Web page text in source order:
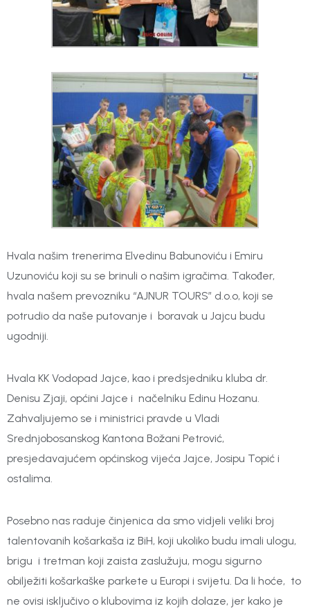
Hvala našim trenerima Elvedinu Babunoviću i Emiru
Uzunoviću koji su se brinuli o našim igračima. Također,
hvala našem prevozniku “AJNUR TOURS” d.o.o, koji se
potrudio da naše putovanje i boravak u Jajcu budu
ugodniji.
Hvala KK Vodopad Jajce, kao i predsjedniku kluba dr.
Denisu Zjaji, općini Jajce i načelniku Edinu Hozanu.
Zahvaljujemo se i ministrici pravde u Vladi
Srednjobosanskog Kantona Božani Petrović,
presjedavajućem općinskog vijeća Jajce, Josipu Topić i
ostalima.
Posebno nas raduje činjenica da smo vidjeli veliki broj
talentovanih košarkaša iz BiH, koji ukoliko budu imali ulogu,
brigu i tretman koji zaista zaslužuju, mogu sigurno
obilježiti košarkaške parkete u Europi i svijetu. Da li hoće, to
ne ovisi isključivo o klubovima iz kojih dolaze, jer kako je